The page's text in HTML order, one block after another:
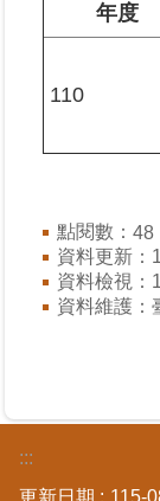
務
區
詢
網
路
業
年度
110
點閱數： 48
資料更新：
資料檢視：
資料維護：
:::